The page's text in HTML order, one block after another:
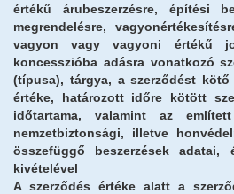
értékű árubeszerzésre, építési
megrendelésre,
vagyon vagy vagyoni értékű
koncesszióba adásra vonatkozó
(típusa), tárgya, a szerződést
értéke, határozott időre kötött
időtartama, valamint az
nemzetbiztonsági, illetve
összefüggő beszerzések
kivételével
A szerződés értéke alatt a